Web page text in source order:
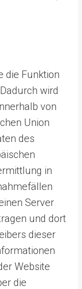
die Funktion
wird
von
Union
des
in
Server
und dort
dieser
Website
die